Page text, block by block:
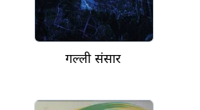
गल्ली संसार